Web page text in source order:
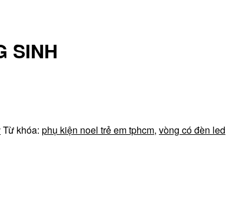
SINH
Từ khóa: phụ kiện noel trẻ em tphcm, vòng có đèn led